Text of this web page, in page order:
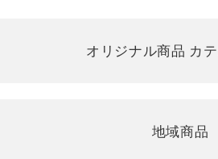
オリジナル商品 カ
地域商品